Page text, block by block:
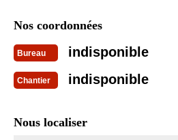
Nos coordonnées
Bureau indisponible
Chantier indisponible
Nous localiser